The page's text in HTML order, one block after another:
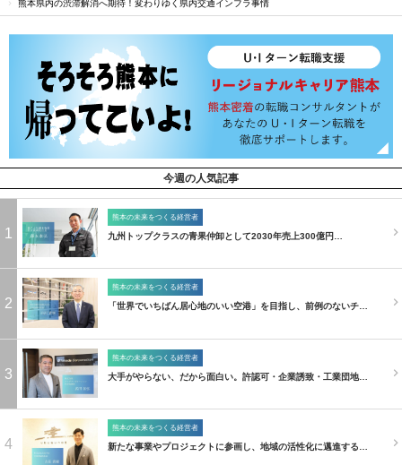
熊本県内の渋滞解消へ期待！変わりゆく県内交通インフラ事情
今週の人気記事
1
熊本の未来をつくる経営者
九州トップクラスの青果仲卸として2030年売上300億円…
2
熊本の未来をつくる経営者
「世界でいちばん居心地のいい空港」を目指し、前例のないチ…
3
熊本の未来をつくる経営者
大手がやらない、だから面白い。許認可・企業誘致・工業団地…
4
熊本の未来をつくる経営者
新たな事業やプロジェクトに参画し、地域の活性化に邁進する…